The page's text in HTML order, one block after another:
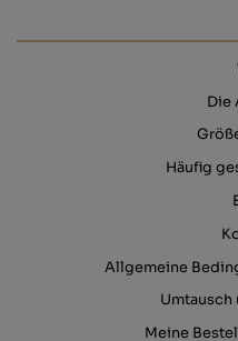
Die
Häufig
Allgemeine
Umtausch
Meine